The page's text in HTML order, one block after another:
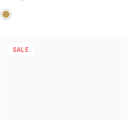
SALE